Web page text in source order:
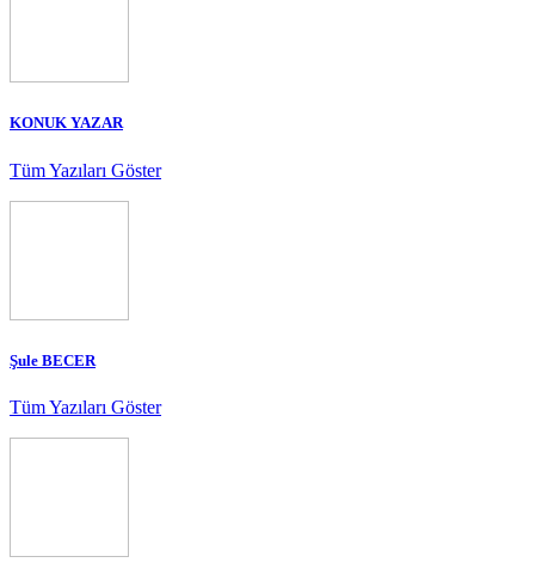
KONUK YAZAR
Tüm Yazıları Göster
Şule BECER
Tüm Yazıları Göster